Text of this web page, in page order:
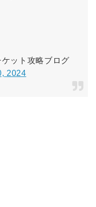
ット攻略ブログ
2024